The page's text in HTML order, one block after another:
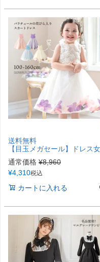
送料無料
【目玉メガセール】ドレス女の子 バラチュールの花びら入りスカートドレス 子供ドレス 上品 フォーマルTAK
通常価格 ¥8,960
¥4,310税込
カートに入れる